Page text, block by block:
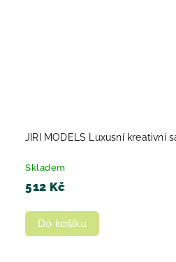
JIRI MODELS Luxusní kreativní
Skladem
512 Kč
Do košíku